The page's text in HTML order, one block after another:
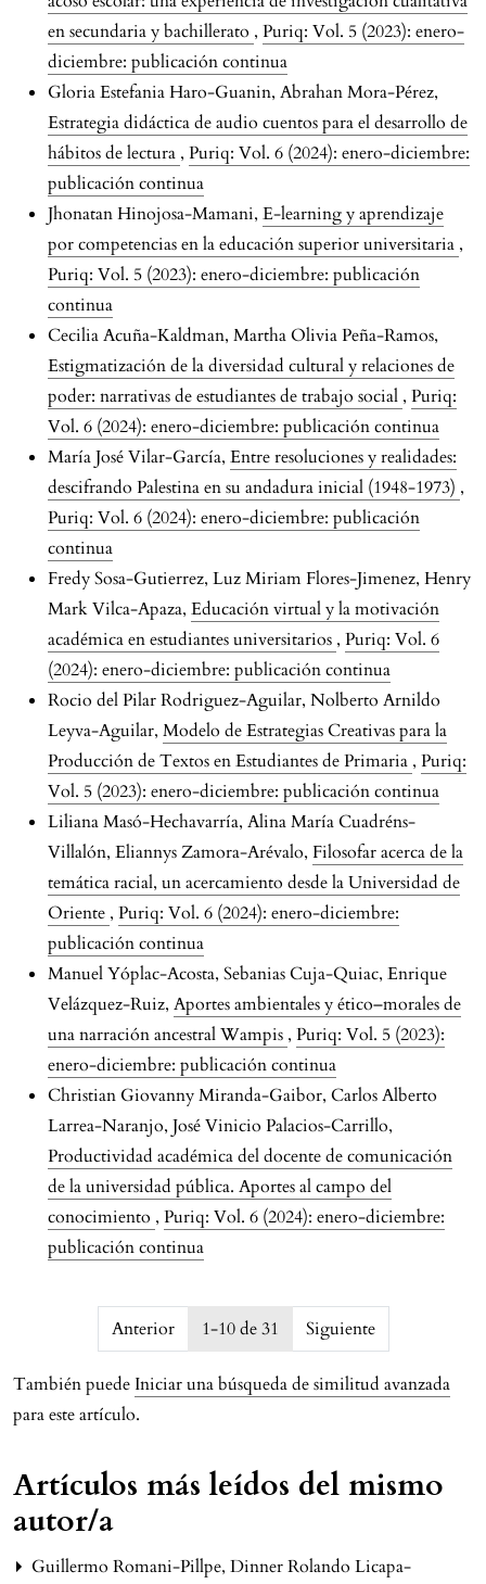
en secundaria y bachillerato , Puriq: Vol. 5 (2023): enero-
diciembre: publicación continua
Gloria Estefania Haro-Guanin, Abrahan Mora-Pérez,
Estrategia didáctica de audio cuentos para el desarrollo de
hábitos de lectura , Puriq: Vol. 6 (2024): enero-diciembre:
publicación continua
Jhonatan Hinojosa-Mamani, E-learning y aprendizaje
por competencias en la educación superior universitaria ,
Puriq: Vol. 5 (2023): enero-diciembre: publicación
continua
Cecilia Acuña-Kaldman, Martha Olivia Peña-Ramos,
Estigmatización de la diversidad cultural y relaciones de
poder: narrativas de estudiantes de trabajo social , Puriq:
Vol. 6 (2024): enero-diciembre: publicación continua
María José Vilar-García, Entre resoluciones y realidades:
descifrando Palestina en su andadura inicial (1948-1973) ,
Puriq: Vol. 6 (2024): enero-diciembre: publicación
continua
Fredy Sosa-Gutierrez, Luz Miriam Flores-Jimenez, Henry
Mark Vilca-Apaza, Educación virtual y la motivación
académica en estudiantes universitarios , Puriq: Vol. 6
(2024): enero-diciembre: publicación continua
Rocio del Pilar Rodriguez-Aguilar, Nolberto Arnildo
Leyva-Aguilar, Modelo de Estrategias Creativas para la
Producción de Textos en Estudiantes de Primaria , Puriq:
Vol. 5 (2023): enero-diciembre: publicación continua
Liliana Masó-Hechavarría, Alina María Cuadréns-
Villalón, Eliannys Zamora-Arévalo, Filosofar acerca de la
temática racial, un acercamiento desde la Universidad de
Oriente , Puriq: Vol. 6 (2024): enero-diciembre:
publicación continua
Manuel Yóplac-Acosta, Sebanias Cuja-Quiac, Enrique
Velázquez-Ruiz, Aportes ambientales y ético–morales de
una narración ancestral Wampis , Puriq: Vol. 5 (2023):
enero-diciembre: publicación continua
Christian Giovanny Miranda-Gaibor, Carlos Alberto
Larrea-Naranjo, José Vinicio Palacios-Carrillo,
Productividad académica del docente de comunicación
de la universidad pública. Aportes al campo del
conocimiento , Puriq: Vol. 6 (2024): enero-diciembre:
publicación continua
issue.pagination6a76ddf75643c
Anterior 1-10 de 31 Siguiente
También puede Iniciar una búsqueda de similitud avanzada
para este artículo.
Artículos más leídos del mismo
autor/a
Guillermo Romani-Pillpe, Dinner Rolando Licapa-